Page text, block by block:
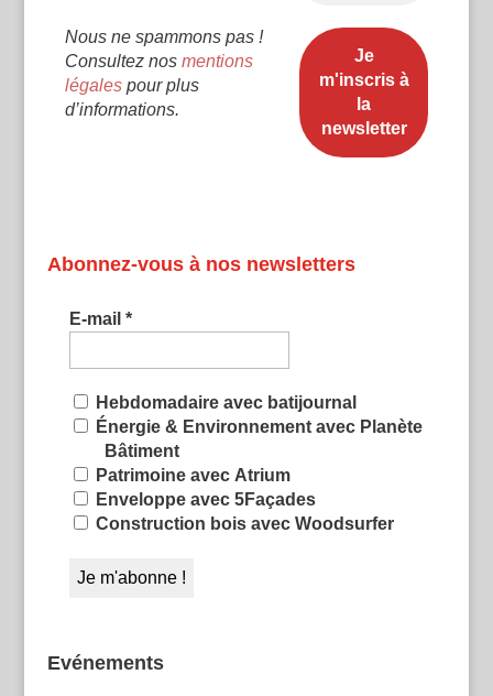
Nous ne spammons pas !
Consultez nos mentions
légalespour plus
d’informations.
Abonnez-vous à nos newsletters
E-mail *
Hebdomadaire avec batijournal
Énergie & Environnement avec Planète
Bâtiment
Patrimoine avec Atrium
Enveloppe avec 5Façades
Construction bois avec Woodsurfer
Evénements